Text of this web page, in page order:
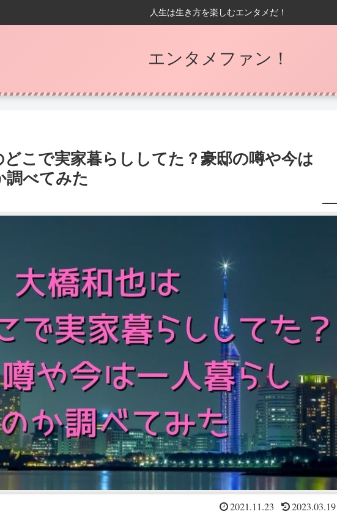
人生は生き方を楽しむエンタメだ！
エンタメファン！
こで実家暮らししてた？豪邸の噂や今は
調べてみた
2021.11.23 2023.03.19